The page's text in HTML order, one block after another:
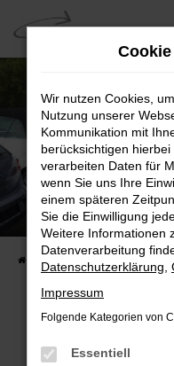
Zum
Hauptinhalt
springen
Unser
Entdecken Sie
Fahrzeugangebote
Fehler: Network
Wir nutzen Cookies,
Nutzung unserer
Kommunikation mit
berücksichtigen
verarbeiten Daten für
wenn Sie uns Ihre
einem späteren
Sie die Einwilligung
Weitere Informationen
Datenverarbeitung
Datenschutzerklärung
Impressum
Folgende Kategorien von
Essentiell